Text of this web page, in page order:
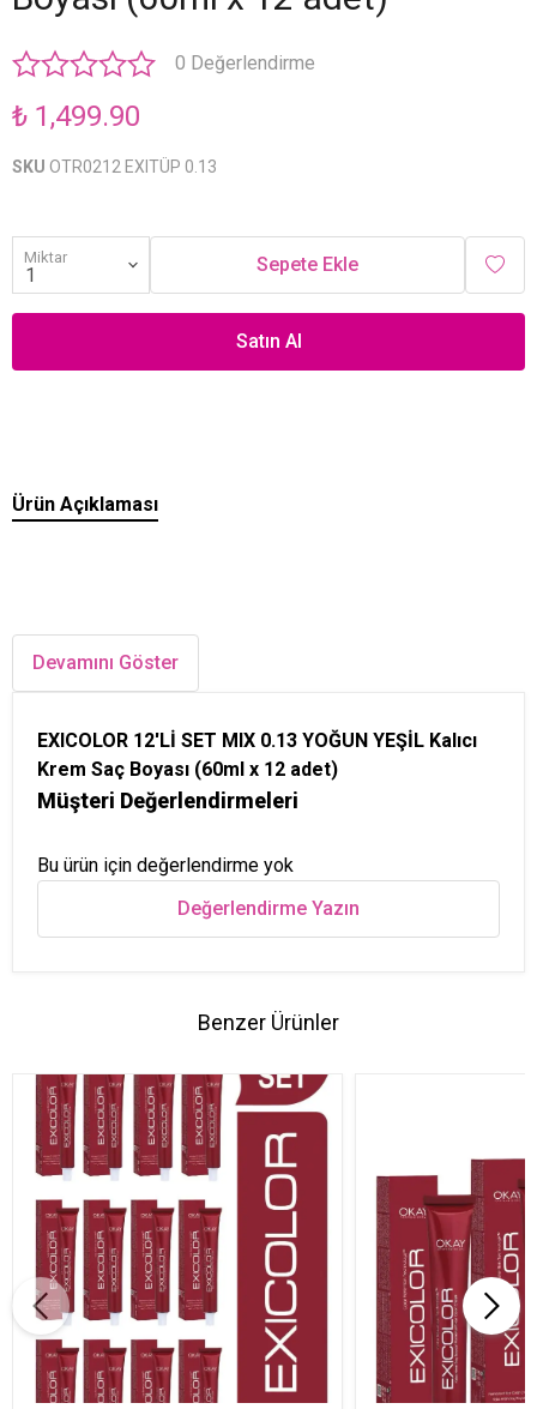
0 Değerlendirme
₺ 1,499.90
SKU OTR0212 EXITÜP 0.13
Miktar Sepete Ekle
Satın Al
Ürün Açıklaması
Devamını Göster
EXICOLOR 12'Lİ SET MIX 0.13 YOĞUN YEŞİL Kalıcı
Krem Saç Boyası (60ml x 12 adet)
Müşteri Değerlendirmeleri
Bu ürün için değerlendirme yok
Değerlendirme Yazın
Benzer Ürünler